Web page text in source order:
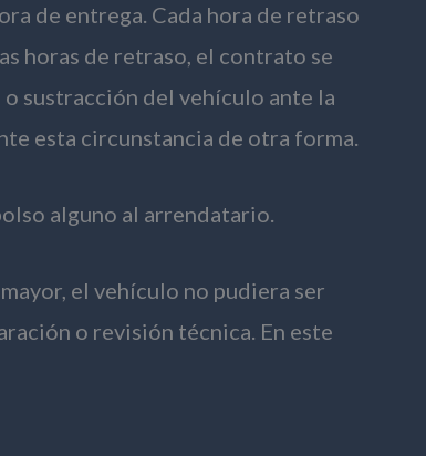
de entrega. Cada hora de retraso
horas de retraso, el contrato se
sustracción del vehículo ante la
esta circunstancia de otra forma.
alguno al arrendatario.
el vehículo no pudiera ser
o revisión técnica. En este